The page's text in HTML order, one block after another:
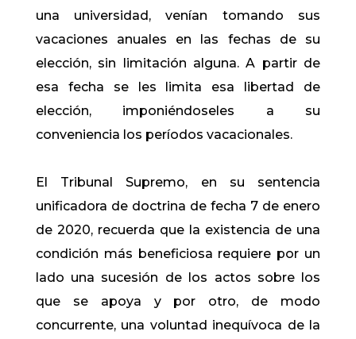
una universidad, venían tomando sus
vacaciones anuales en las fechas de su
elección, sin limitación alguna. A partir de
esa fecha se les limita esa libertad de
elección, imponiéndoseles a su
conveniencia los períodos vacacionales.
El Tribunal Supremo, en su sentencia
unificadora de doctrina de fecha 7 de enero
de 2020, recuerda que la existencia de una
condición más beneficiosa requiere por un
lado una sucesión de los actos sobre los
que se apoya y por otro, de modo
concurrente, una voluntad inequívoca de la